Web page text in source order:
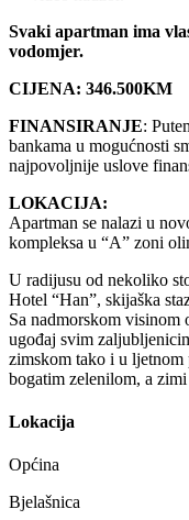
Svaki apartman ima
vodomjer.
CIJENA: 346.500KM
FINANSIRANJE:
bankama u mogućnosti
najpovoljnije uslove
LOKACIJA:
Apartman se nalazi u
kompleksa u “A” zoni
U radijusu od nekoliko
Hotel “Han”, skijaška
Sa nadmorskom visinom
ugođaj svim
zimskom tako i u
bogatim zelenilom, a
Lokacija
Općina
Bjelašnica